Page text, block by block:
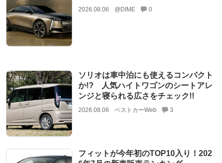
2026.08.06 @DIME 0
ソリオは車中泊にも使えるコンパクト
か!? 人気ハイトワゴンのシートアレ
ンジと寝られる広さをチェック!!
2026.08.06 ベストカーWeb 3
フィットが今年初のTOP10入り！202